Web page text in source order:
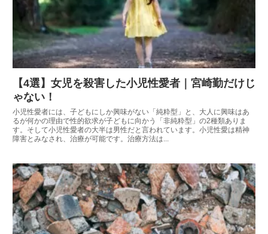
【4選】女児を殺害した小児性愛者｜宮崎勤だけじ
ゃない！
小児性愛者には、子どもにしか興味がない「純粋型」と、大人に興味はあ
るが何かの理由で性的欲求が子どもに向かう「非純粋型」の2種類ありま
す。そして小児性愛者の大半は男性だと言われています。小児性愛は精神
障害とみなされ、治療が可能です。治療方法は...